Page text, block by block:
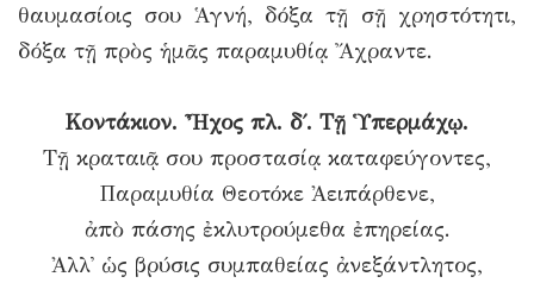
θαυμασίοις σου Ἁγνή, δόξα τῇ σῇ χρηστότητι,
δόξα τῇ πρὸς ἡμᾶς παραμυθίᾳ Ἄχραντε.
Κοντάκιον. Ἦχος πλ. δ΄. Τῇ Ὑπερμάχῳ.
Τῇ κραταιᾷ σου προστασίᾳ καταφεύγοντες,
Παραμυθία Θεοτόκε Ἀειπάρθενε,
ἀπὸ πάσης ἐκλυτρούμεθα ἐπηρείας.
Ἀλλ᾿ ὡς βρύσις συμπαθείας ἀνεξάντλητος,